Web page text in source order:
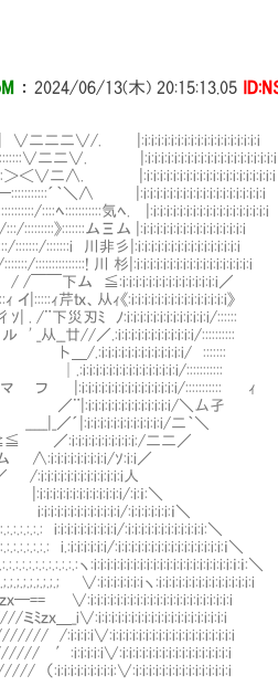
： 2024/06/13(木) 20:15:13.05
∨二二二∨/. |:i:i:i:i:i:i:i:i:i:i:i:i:i:i:i:i:i:i
＜:::::::∨二二∨. |:i:i:i:i:i:i:i:i:i:i:i:i:i:i:i:i:i:i:i:i
＞＜∨二∧. |:i:i:i:i:i:i:i:i:i:i:i:i:i:i:i:i:i:i:i:i
｀＼∧ |:i:i:i:i:i:i:i:i:i:i:i:i:i:i:i:i:i:i:i
::::ﾍ:::::::::::気ﾍ. |:i:i:i:i:i:i:i:i:i:i:i:i:i:i:i:i:i:i
:::::::::》:::::::ムΞム |:i:i:i:i:i:i:i:i:i:i:i:i:i:i:i:i
:::::::/:::::::i 川非彡|:i:i:i:i:i:i:i:i:i:i:i:i:i:i:i:i
:::::::::::::::! 川 杉|:i:i:i:i:i:i:i:i:i:i:i:i:i:i:i:i:i:i
￣下ム ≦:i:i:i:i:i:i:i:i:i:i:i:i:i:i:i／
|:::::ｨ芹ｔｘ、从ｨ《:i:i:i:i:i:i:i:i:i:i:i:i:i:i:i》
ｿ| . /¨下災刃ﾐ ﾉ:i:i:i:i:i:i:i:i:i:i:i:i:i/::::::
' _从__廿//／.:i:i:i:i:i:i:i:i:i:i:i:i/::::::::::
＿/.:i:i:i:i:i:i:i:i:i:i:i:i:i/ ::::::: とい
:::::::::::
フ |:i:i:i:i:i:i:i:i:i:i:i:i:i:i:i/::::::::::: ｨ
／¨|:i:i:i:i:i:i:i:i:i:i:i:i:i/＼厶孑
／´|:i:i:i:i:i:i:i:i:i:i:i:i/二｀＼
／:i:i:i:i:i:i:i:i:i:i:/二二／
∧:i:i:i:i:i:i:i:i:i/ｿ:i:i／
人
:i:ｉ:＼
:i:i:i:i:i:i:ｉ＼
i:i:i:i:i:i:i:i:i:i/:i:i:i:i:i:i:i:i:i:i:i:i:＼
i.:i:i:i:i:i:i/:i:i:i:i:i:i:i:i:i:i:i:i:i:i:i:i:ｉ＼
ヽ:i:i:i:i:i:i:i:i:i:i:i:i:i:i:i:i:i:i:i:i:i:ｉ:ｉ:＼
∨:i:i:i:i:i:i:iヽ:i:i:i:i:i:i:i:i:i:i:i:i:i:i:i
∨:i:i:i:i:i:i:i:i:i:i:i:i:i:i:i:i:i:i:i:i:i:i
＿_i∨:i:i:i:i:i:i:i:i:i:i:i:i:i:i:i:i:i:i:i:i
/:i:i:i:i∨:i:i:i:i:i:i:i:i:i:i:i:i:i:i:i:i:i:i:i
′:i:i:i:i:i∨:i:i:i:i:i:i:i:i:i:i:i:i:i:i:i:i:i
:i:i:i:i:i:i:i:i:i:∨:i:i:i:i:i:i:i:i:i:i:i:i:i:i:i